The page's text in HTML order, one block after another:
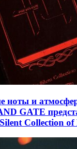
ноты и
GATE
Collection of